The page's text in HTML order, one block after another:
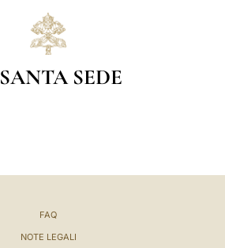
SANTA SEDE
FAQ
NOTE LEGALI